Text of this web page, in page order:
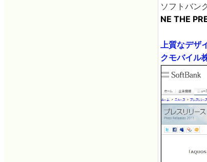
ソフトバン
NE THE
上質なデ
クモバイル